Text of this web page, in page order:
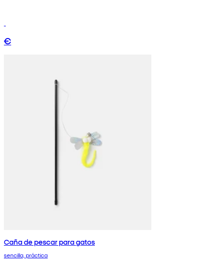
€
Caña de pescar para gatos
sencilla, práctica